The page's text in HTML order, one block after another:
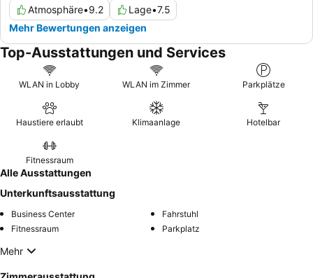
Atmosphäre•9.2 Lage•7.5
Mehr Bewertungen anzeigen
Top-Ausstattungen und Services
WLAN in Lobby WLAN im Zimmer Parkplätze
Haustiere erlaubt Klimaanlage Hotelbar
Fitnessraum
Alle Ausstattungen
Unterkunftsausstattung
Business Center
Fahrstuhl
Fitnessraum
Parkplatz
Mehr